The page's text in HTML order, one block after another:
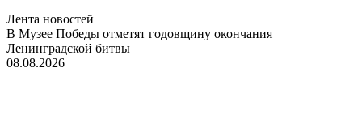
Лента новостей
В Музее Победы отметят годовщину окончания
Ленинградской битвы
08.08.2026